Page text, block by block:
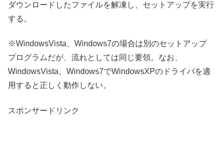
ダウンロードしたファイルを解凍し、セットアップを実行
する。
※WindowsVista、Windows7の場合は別のセットアップ
プログラムだが、流れとしては同じ要領。なお、
WindowsVista、Windows7でWindowsXPのドライバを適
用すると正しく動作しない。
スポンサードリンク